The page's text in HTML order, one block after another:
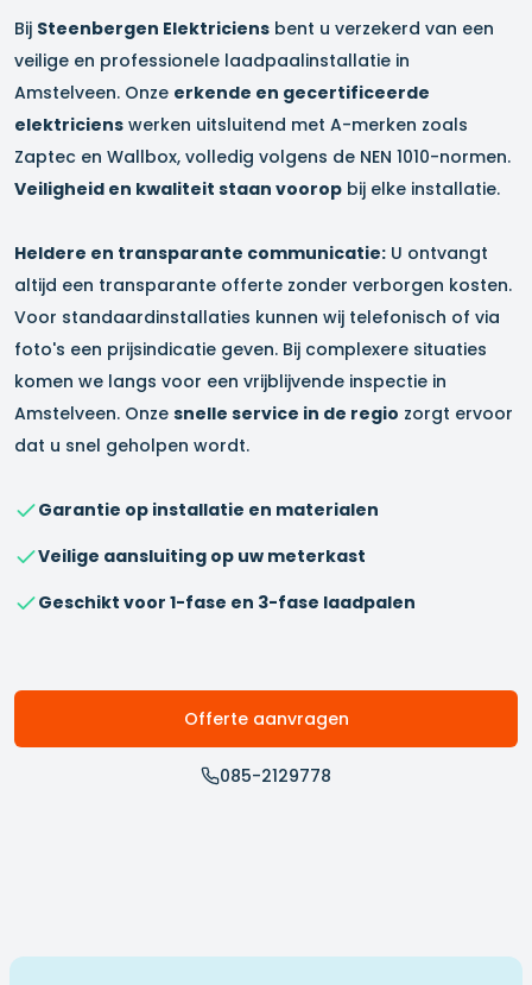
Bij Steenbergen Elektriciens bent u verzekerd van een
veilige en professionele laadpaalinstallatie in
Amstelveen. Onze erkende en gecertificeerde
elektriciens werken uitsluitend met A-merken zoals
Zaptec en Wallbox, volledig volgens de NEN 1010-normen.
Veiligheid en kwaliteit staan voorop bij elke installatie.
Heldere en transparante communicatie: U ontvangt
altijd een transparante offerte zonder verborgen kosten.
Voor standaardinstallaties kunnen wij telefonisch of via
foto's een prijsindicatie geven. Bij complexere situaties
komen we langs voor een vrijblijvende inspectie in
Amstelveen. Onze snelle service in de regio zorgt ervoor
dat u snel geholpen wordt.
Garantie op installatie en materialen
Veilige aansluiting op uw meterkast
Geschikt voor 1-fase en 3-fase laadpalen
Offerte aanvragen
085-2129778